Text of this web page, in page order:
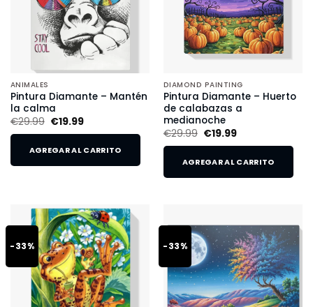
ANIMALES
Pintura Diamante – Mantén
la calma
€29.99 €19.99
AGREGAR AL CARRITO
DIAMOND PAINTING
Pintura Diamante – Huerto
de calabazas a
medianoche
€29.99 €19.99
AGREGAR AL CARRITO
-33% -33%